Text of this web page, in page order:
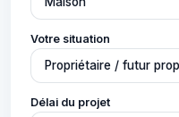
Votre situation
Délai du projet